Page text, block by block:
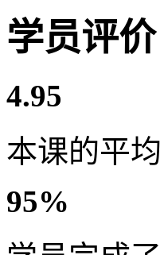
学员评价
4.95
本课的平
95%